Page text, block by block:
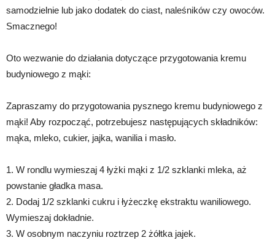
samodzielnie lub jako dodatek do ciast, naleśników czy owoców.
Smacznego!
Oto wezwanie do działania dotyczące przygotowania kremu
budyniowego z mąki:
Zapraszamy do przygotowania pysznego kremu budyniowego z
mąki! Aby rozpocząć, potrzebujesz następujących składników:
mąka, mleko, cukier, jajka, wanilia i masło.
1. W rondlu wymieszaj 4 łyżki mąki z 1/2 szklanki mleka, aż
powstanie gładka masa.
2. Dodaj 1/2 szklanki cukru i łyżeczkę ekstraktu waniliowego.
Wymieszaj dokładnie.
3. W osobnym naczyniu roztrzep 2 żółtka jajek.